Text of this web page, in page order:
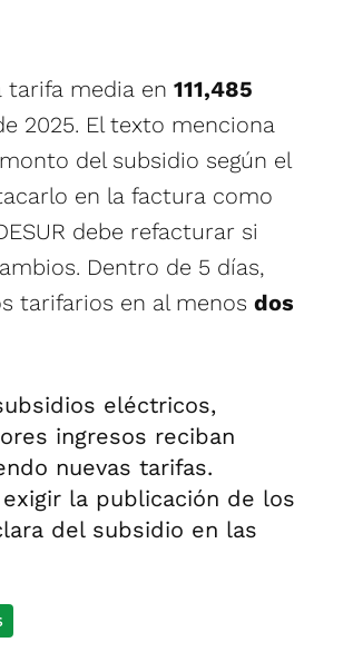
tarifa media en 111,485
2025. El texto menciona
del subsidio según el
en la factura como
debe refacturar si
Dentro de 5 días,
tarifarios en al menos dos
eléctricos,
ingresos reciban
nuevas tarifas.
la publicación de los
del subsidio en las